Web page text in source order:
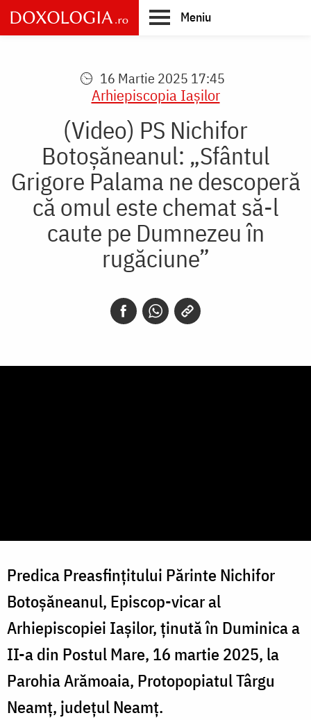
Skip
to
main
Meniu
16 Martie 2025 17:45
Arhiepiscopia Iaşilor
(Video) PS Nichifor
Botoșăneanul: „Sfântul
Grigore Palama ne descoperă
că omul este chemat să-l
caute pe Dumnezeu în
rugăciune”
Predica Preasfințitului Părinte Nichifor
Botoșăneanul, Episcop-vicar al
Arhiepiscopiei Iașilor, ținută în Duminica a
II-a din Postul Mare, 16 martie 2025, la
Parohia Arămoaia, Protopopiatul Târgu
Neamț, județul Neamț.